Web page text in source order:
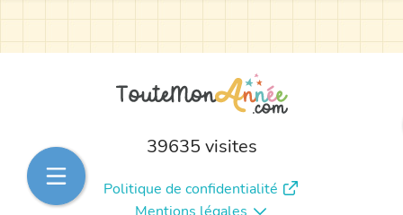
39635 visites
Politique de confidentialité